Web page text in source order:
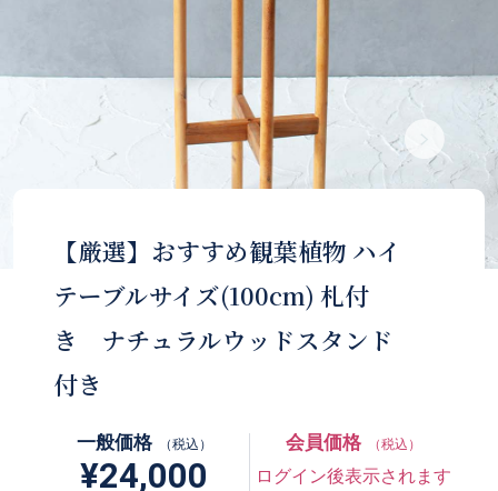
【厳選】おすすめ観葉植物 ハイ
テーブルサイズ(100cm) 札付
き ナチュラルウッドスタンド
付き
一般価格 （税込）
¥24,000
会員価格 （税込）
ログイン後表示されます